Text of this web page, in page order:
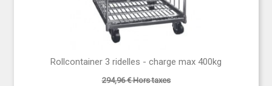
Rollcontainer 3 ridelles - charge max 400kg
294,96 € Hors taxes